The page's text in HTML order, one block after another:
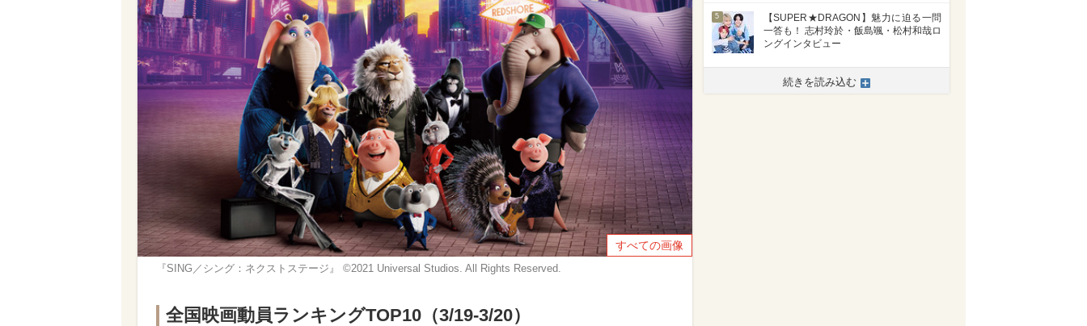
すべての画像
『SING／シング：ネクストステージ』 ©2021 Universal Studios. All Rights Reserved.
全国映画動員ランキングTOP10（3/19-3/20）
5
【SUPER★DRAGON】魅力に迫る一問
一答も！ 志村玲於・飯島颯・松村和哉ロ
ングインタビュー
続きを読み込む